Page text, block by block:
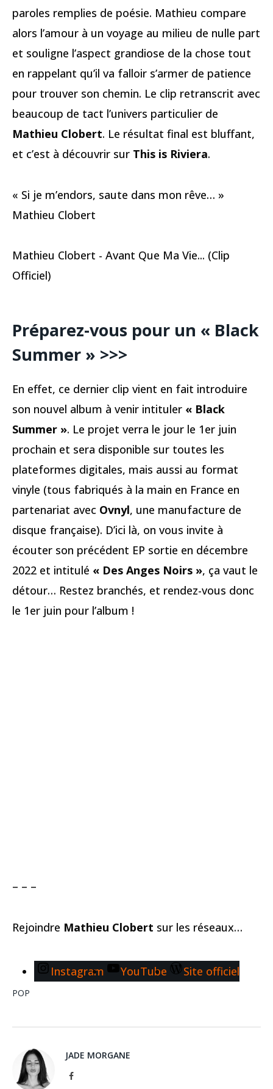
paroles remplies de poésie. Mathieu compare
alors l’amour à un voyage au milieu de nulle part
et souligne l’aspect grandiose de la chose tout
en rappelant qu’il va falloir s’armer de patience
pour trouver son chemin. Le clip retranscrit avec
beaucoup de tact l’univers particulier de
Mathieu Clobert. Le résultat final est bluffant,
et c’est à découvrir sur This is Riviera.
« Si je m’endors, saute dans mon rêve… »
Mathieu Clobert
Mathieu Clobert - Avant Que Ma Vie... (Clip
Officiel)
Préparez-vous pour un « Black
Summer » >>>
En effet, ce dernier clip vient en fait introduire
son nouvel album à venir intituler « Black
Summer ». Le projet verra le jour le 1er juin
prochain et sera disponible sur toutes les
plateformes digitales, mais aussi au format
vinyle (tous fabriqués à la main en France en
partenariat avec Ovnyl, une manufacture de
disque française). D’ici là, on vous invite à
écouter son précédent EP sortie en décembre
2022 et intitulé « Des Anges Noirs », ça vaut le
détour… Restez branchés, et rendez-vous donc
le 1er juin pour l’album !
– – –
Rejoindre Mathieu Clobert sur les réseaux…
Instagram YouTube Site officiel
POP
JADE MORGANE
Facebook